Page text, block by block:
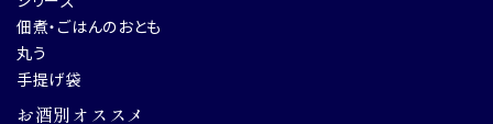
佃煮・ごはんのおとも
丸う
手提げ袋
お酒別オススメ